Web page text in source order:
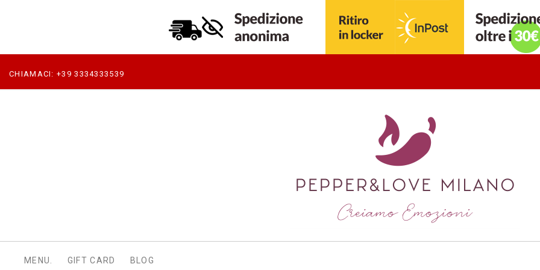
CHIAMACI:+39 3334333539
MENU. GIFT CARD BLOG